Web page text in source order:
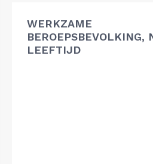
WERKZAME
BEROEPSBEVOLKING,
LEEFTIJD